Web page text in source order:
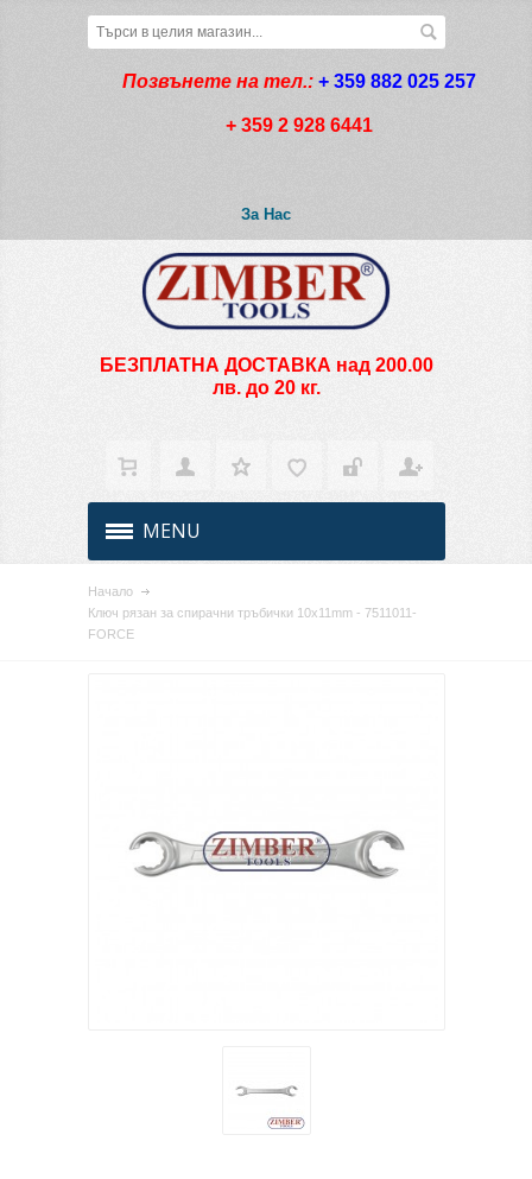
Позвънете на тел.: + 359 882 025 257
+ 359 2 928 6441
За Нас
БЕЗПЛАТНА ДОСТАВКА над 200.00
лв. до 20 кг.
MENU
Начало
Ключ рязан за спирачни тръбички 10х11mm - 7511011-
FORCE